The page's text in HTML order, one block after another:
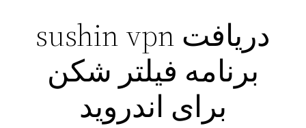
دریافت sushin vpn
برنامه فیلتر شکن
برای اندروید